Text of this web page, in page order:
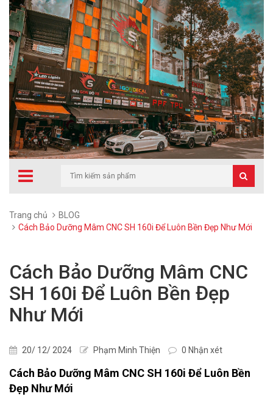
Trang chủ
BLOG
Cách Bảo Dưỡng Mâm CNC SH 160i Để Luôn Bền Đẹp Như Mới
Cách Bảo Dưỡng Mâm CNC
SH 160i Để Luôn Bền Đẹp
Như Mới
20/ 12/ 2024 Phạm Minh Thiện 0 Nhận xét
Cách Bảo Dưỡng Mâm CNC SH 160i Để Luôn Bền
Đẹp Như Mới